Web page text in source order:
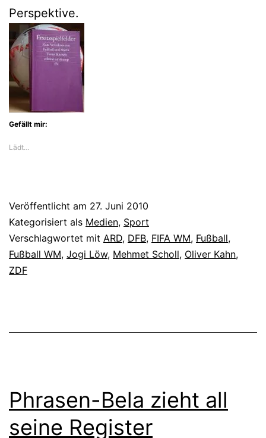
Perspektive.
Gefällt mir:
Lädt…
Veröffentlicht am 27. Juni 2010
Kategorisiert als Medien, Sport
Verschlagwortet mit ARD, DFB, FIFA WM, Fußball,
Fußball WM, Jogi Löw, Mehmet Scholl, Oliver Kahn,
ZDF
Phrasen-Bela zieht all
seine Register